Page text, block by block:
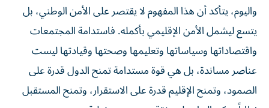
واليوم، يتأكد أن هذا المفهوم لا يقتصر على الأمن الوطني، بل
يتسع ليشمل الأمن الإقليمي بأكمله. فاستدامة المجتمعات
واقتصاداتها وسياساتها وتعليمها وصحتها وقيادتها ليست
عناصر مساندة، بل هي قوة مستدامة تمنح الدول قدرة على
الصمود، وتمنح الإقليم قدرة على الاستقرار، وتمنح المستقبل